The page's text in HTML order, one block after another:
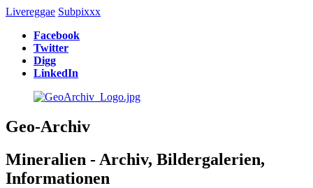
Livereggae Subpixxx
Facebook
Twitter
Digg
LinkedIn
Geo-Archiv
Mineralien - Archiv, Bildergalerien,
Informationen